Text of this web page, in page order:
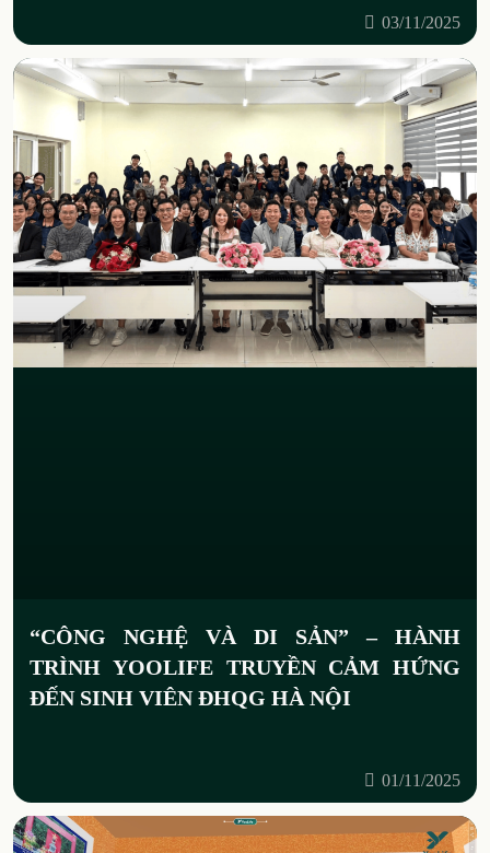
03/11/2025
“CÔNG NGHỆ VÀ DI SẢN” – HÀNH
TRÌNH YOOLIFE TRUYỀN CẢM HỨNG
ĐẾN SINH VIÊN ĐHQG HÀ NỘI
01/11/2025